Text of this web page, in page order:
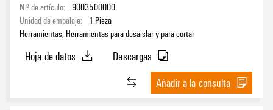
N.º de artículo: 9003500000
Unidad de embalaje:
1 Pieza
Herramientas, Herramientas para desaislar y para cortar
Hoja de datos
Descargas
Añadir a la consulta